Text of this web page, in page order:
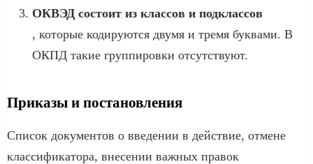
ОКВЭД состоит из классов и подклассов
, которые кодируются двумя и тремя буквами. В
ОКПД такие группировки отсутствуют.
Приказы и постановления
Список документов о введении в действие, отмене
классификатора, внесении важных правок